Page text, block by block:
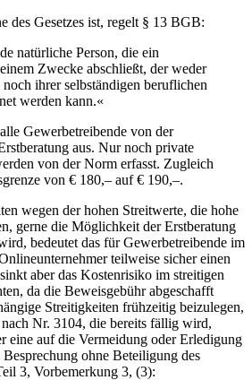
des Gesetzes ist, regelt § 13 BGB:
natürliche Person, die ein
Zwecke abschließt, der weder
ihrer selbständigen beruflichen
werden kann.«
Gewerbetreibende von der
aus. Nur noch private
von der Norm erfasst. Zugleich
von € 180,– auf € 190,–.
wegen der hohen Streitwerte, die hohe
gerne die Möglichkeit der Erstberatung
bedeutet das für Gewerbetreibende im
teilweise sicher einen
aber das Kostenrisiko im streitigen
da die Beweisgebühr abgeschafft
Streitigkeiten frühzeitig beizulegen,
Nr. 3104, die bereits fällig wird,
eine auf die Vermeidung oder Erledigung
ohne Beteiligung des
3, Vorbemerkung 3, (3):